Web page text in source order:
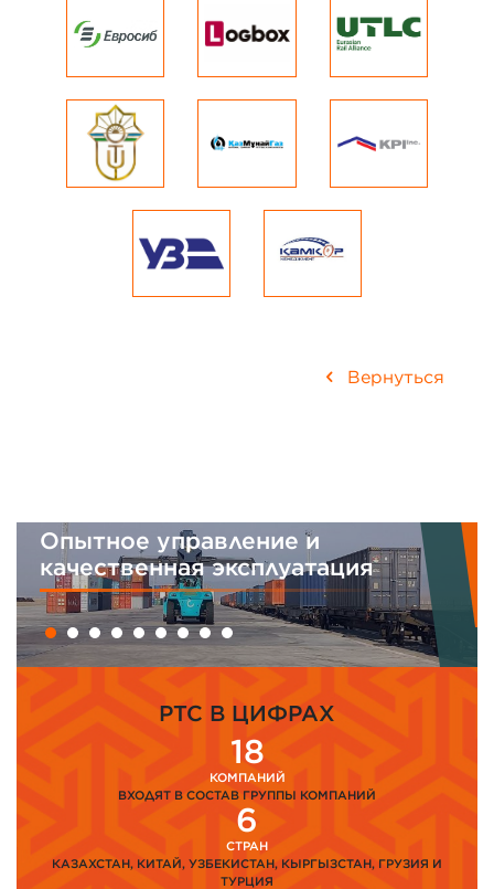
Вернуться
Опытное управление и
качественная эксплуатация
PTC В ЦИФРАХ
18
КОМПАНИЙ
ВХОДЯТ В СОСТАВ ГРУППЫ КОМПАНИЙ
6
СТРАН
КАЗАХСТАН, КИТАЙ, УЗБЕКИСТАН, КЫРГЫЗСТАН, ГРУЗИЯ И
ТУРЦИЯ